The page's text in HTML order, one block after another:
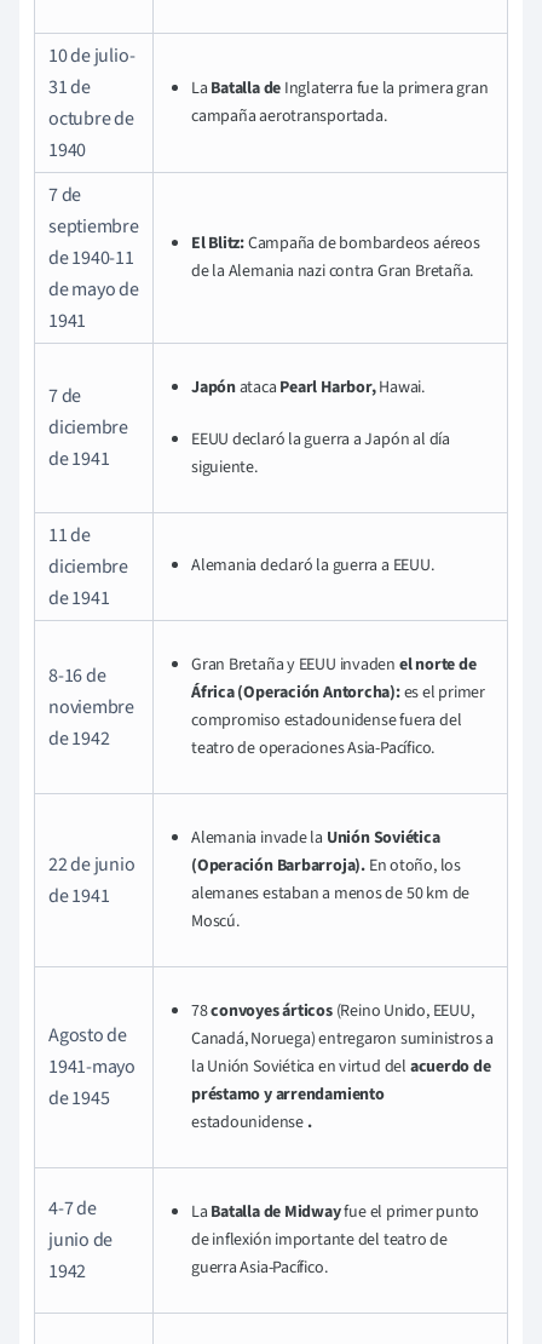
10 de julio-
31 de
octubre de
1940
La Batalla de Inglaterra fue la primera gran
campaña aerotransportada.
7 de
septiembre
de 1940-11
de mayo de
1941
El Blitz:Campaña de bombardeos aéreos
de la Alemania nazi contra Gran Bretaña.
7 de
diciembre
de 1941
Japónataca Pearl Harbor,Hawai.
EEUU declaró la guerra a Japón al día
siguiente.
11 de
diciembre
de 1941
Alemania declaró la guerra a EEUU.
8-16 de
noviembre
de 1942
Gran Bretaña y EEUU invaden el norte de
África (Operación Antorcha):es el primer
compromiso estadounidense fuera del
teatro de operaciones Asia-Pacífico.
22 de junio
de 1941
Alemania invade la Unión Soviética
(Operación Barbarroja).En otoño, los
alemanes estaban a menos de 50 km de
Moscú.
Agosto de
1941-mayo
de 1945
78convoyes árticos (Reino Unido, EEUU,
Canadá, Noruega) entregaron suministros a
la Unión Soviética en virtud del acuerdo de
préstamo y arrendamiento
estadounidense .
4-7 de
junio de
1942
La Batalla de Midwayfue el primer punto
de inflexión importante del teatro de
guerra Asia-Pacífico.